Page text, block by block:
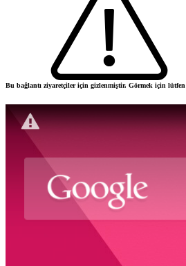
Bu bağlantı ziyaretçiler için gizlenmiştir. Görmek için lütfen